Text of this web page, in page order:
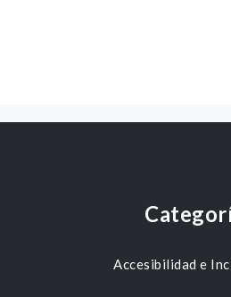
Accesibilidad e